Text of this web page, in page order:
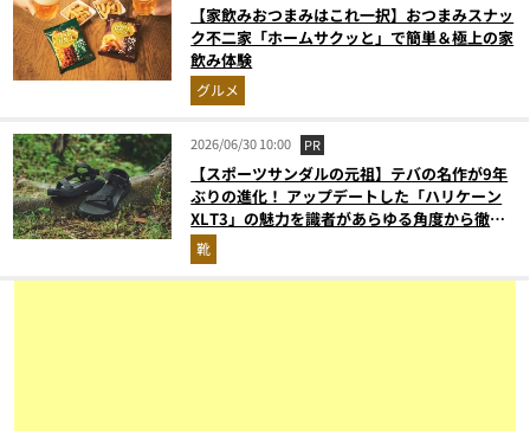
【家飲みおつまみはこれ一択】おつまみスナッ
ク不二家「ホームサクッと」で簡単＆極上の家
飲み体験
グルメ
2026/06/30 10:00 PR
【スポーツサンダルの元祖】テバの名作が9年
ぶりの進化！ アップデートした「ハリケーン
XLT3」の魅力を識者があらゆる角度から徹底
解説！
靴